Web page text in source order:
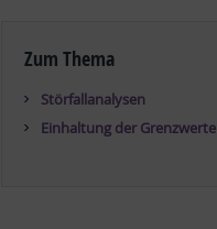
Zum Thema
Störfallanalysen
Einhaltung der Grenzwerte